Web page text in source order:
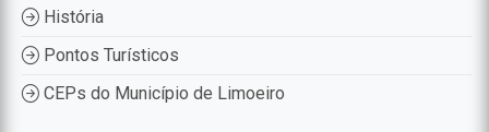
História
Pontos Turísticos
CEPs do Município de Limoeiro